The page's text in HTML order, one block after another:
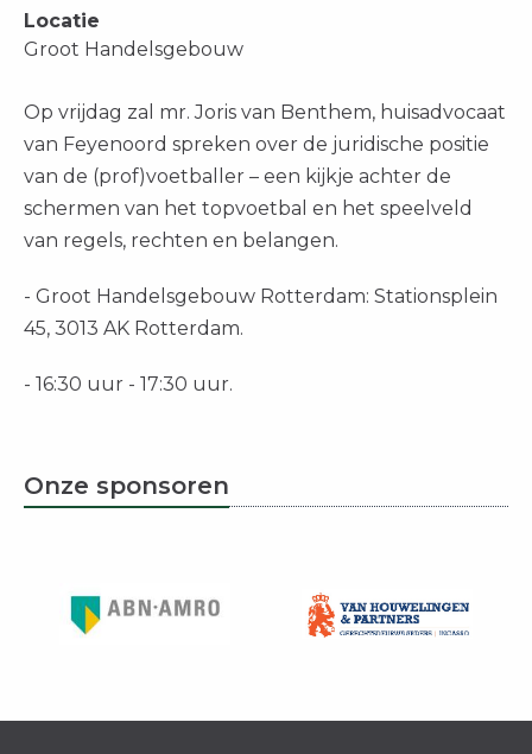
Locatie
Groot Handelsgebouw
Op vrijdag zal mr. Joris van Benthem, huisadvocaat
van Feyenoord spreken over de juridische positie
van de (prof)voetballer – een kijkje achter de
schermen van het topvoetbal en het speelveld
van regels, rechten en belangen.
- Groot Handelsgebouw Rotterdam: Stationsplein
45, 3013 AK Rotterdam.
- 16:30 uur - 17:30 uur.
Onze sponsoren